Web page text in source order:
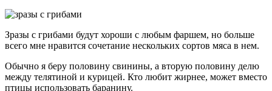
Зразы с грибами будут хороши с любым фаршем, но больше
всего мне нравится сочетание нескольких сортов мяса в нем.
Обычно я беру половину свинины, а вторую половину делю
между телятиной и курицей. Кто любит жирнее, может вместо
птицы использовать баранину.